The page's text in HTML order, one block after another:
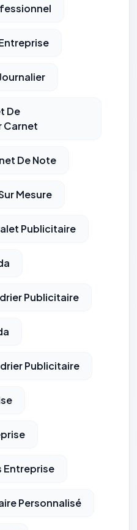
De
Carnet
De Note
Mesure
Publicitaire
Publicitaire
Publicitaire
Entreprise
Personnalisé